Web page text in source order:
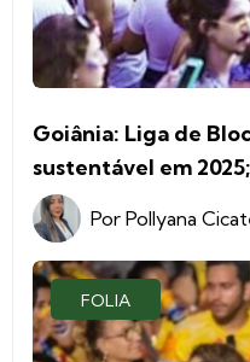
Goiânia: Liga de
sustentável em
Por Pollyana
FOLIA